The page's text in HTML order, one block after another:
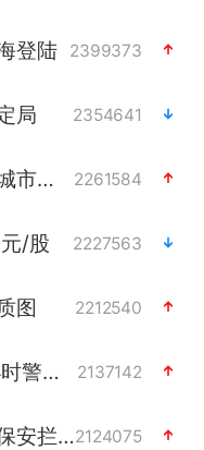
登陆 2399373
局 2354641
以“新”破局 首发经济点亮城市消费活力 2261584
/股 2227563
图 2212540
台风白海豚即将进入48小时警戒线 2137142
郑国霖回应去景区上班被保安拦下2124075